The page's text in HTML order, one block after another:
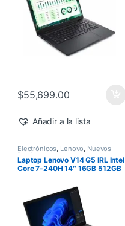
$55,699.00
Añadir a la lista
Electrónicos Lenovo Nuevos
Laptop Lenovo V14 G5 IRL Intel
Core 7-240H 14″ 16GB 512GB